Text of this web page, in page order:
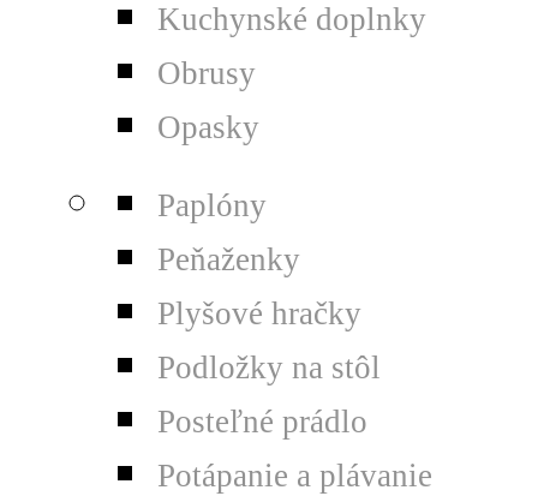
Kuchynské doplnky
Obrusy
Opasky
Paplóny
Peňaženky
Plyšové hračky
Podložky na stôl
Posteľné prádlo
Potápanie a plávanie